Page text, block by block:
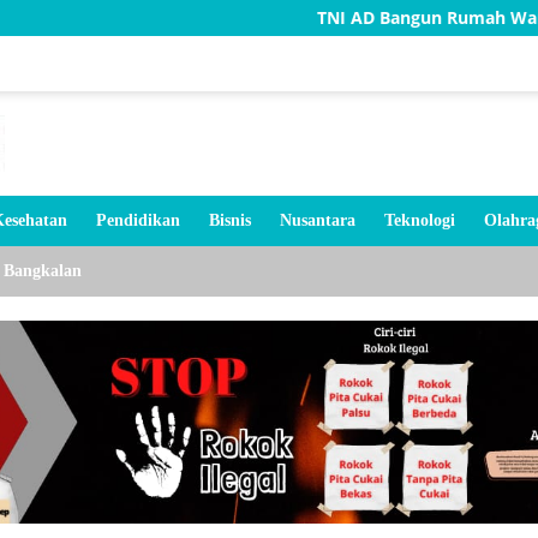
TNI AD Bangun Rumah Warga Tidak
Pendidikan Bisnis Nusantara Teknologi
Bangkalan